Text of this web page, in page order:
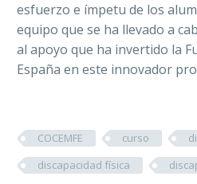
esfuerzo e ímpetu de los
equipo que se ha llevado a
al apoyo que ha invertido la
España en este innovador
COCEMFE curso
discapacidad física